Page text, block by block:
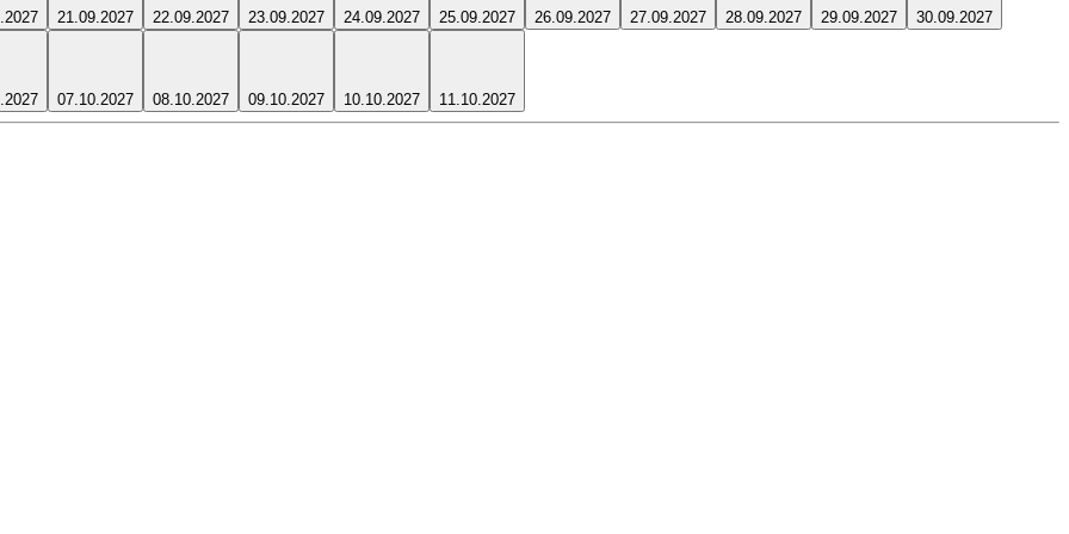
21.09.2027 22.09.2027 23.09.2027 24.09.2027 25.09.2027 26.09.2027 27.09.2027 28.09.2027 29.09.2027 30.09.2027
07.10.2027 08.10.2027 09.10.2027 10.10.2027 11.10.2027